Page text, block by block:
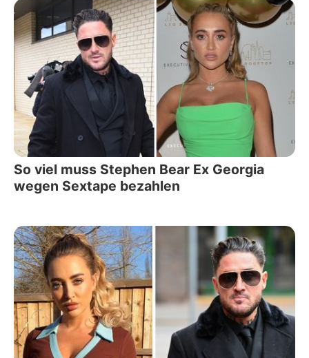
So viel muss Stephen Bear Ex Georgia
wegen Sextape bezahlen